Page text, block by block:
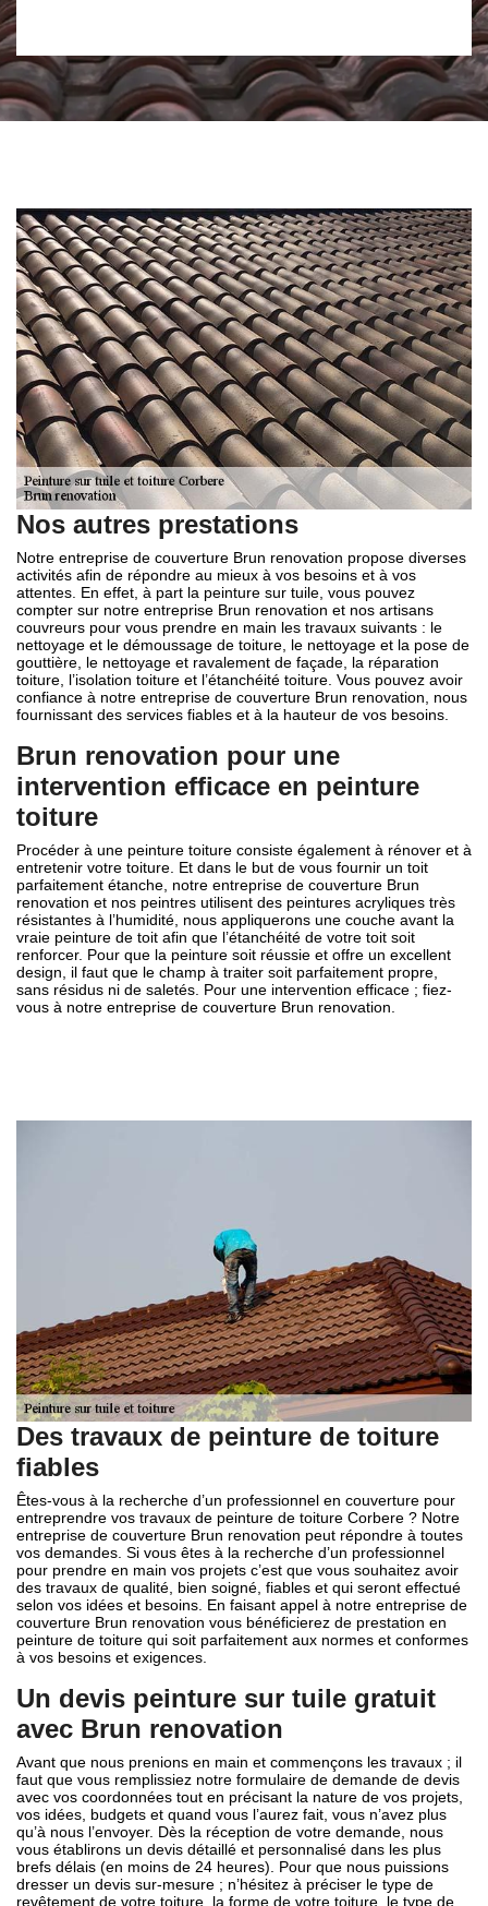
Nos autres prestations
Notre entreprise de couverture Brun renovation propose diverses
activités afin de répondre au mieux à vos besoins et à vos
attentes. En effet, à part la peinture sur tuile, vous pouvez
compter sur notre entreprise Brun renovation et nos artisans
couvreurs pour vous prendre en main les travaux suivants : le
nettoyage et le démoussage de toiture, le nettoyage et la pose de
gouttière, le nettoyage et ravalement de façade, la réparation
toiture, l’isolation toiture et l’étanchéité toiture. Vous pouvez avoir
confiance à notre entreprise de couverture Brun renovation, nous
fournissant des services fiables et à la hauteur de vos besoins.
Brun renovation pour une
intervention efficace en peinture
toiture
Procéder à une peinture toiture consiste également à rénover et à
entretenir votre toiture. Et dans le but de vous fournir un toit
parfaitement étanche, notre entreprise de couverture Brun
renovation et nos peintres utilisent des peintures acryliques très
résistantes à l’humidité, nous appliquerons une couche avant la
vraie peinture de toit afin que l’étanchéité de votre toit soit
renforcer. Pour que la peinture soit réussie et offre un excellent
design, il faut que le champ à traiter soit parfaitement propre,
sans résidus ni de saletés. Pour une intervention efficace ; fiez-
vous à notre entreprise de couverture Brun renovation.
Des travaux de peinture de toiture
fiables
Êtes-vous à la recherche d’un professionnel en couverture pour
entreprendre vos travaux de peinture de toiture Corbere ? Notre
entreprise de couverture Brun renovation peut répondre à toutes
vos demandes. Si vous êtes à la recherche d’un professionnel
pour prendre en main vos projets c’est que vous souhaitez avoir
des travaux de qualité, bien soigné, fiables et qui seront effectué
selon vos idées et besoins. En faisant appel à notre entreprise de
couverture Brun renovation vous bénéficierez de prestation en
peinture de toiture qui soit parfaitement aux normes et conformes
à vos besoins et exigences.
Un devis peinture sur tuile gratuit
avec Brun renovation
Avant que nous prenions en main et commençons les travaux ; il
faut que vous remplissiez notre formulaire de demande de devis
avec vos coordonnées tout en précisant la nature de vos projets,
vos idées, budgets et quand vous l’aurez fait, vous n’avez plus
qu’à nous l’envoyer. Dès la réception de votre demande, nous
vous établirons un devis détaillé et personnalisé dans les plus
brefs délais (en moins de 24 heures). Pour que nous puissions
dresser un devis sur-mesure ; n’hésitez à préciser le type de
revêtement de votre toiture, la forme de votre toiture, le type de